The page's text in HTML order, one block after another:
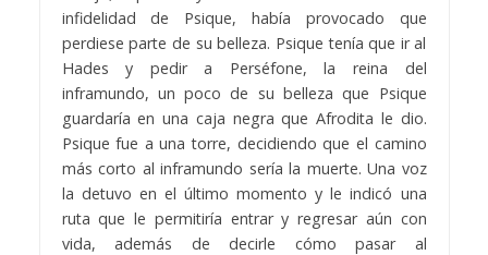
infidelidad de Psique, había provocado que
perdiese parte de su belleza. Psique tenía que ir al
Hades y pedir a Perséfone, la reina del
inframundo, un poco de su belleza que Psique
guardaría en una caja negra que Afrodita le dio.
Psique fue a una torre, decidiendo que el camino
más corto al inframundo sería la muerte. Una voz
la detuvo en el último momento y le indicó una
ruta que le permitiría entrar y regresar aún con
vida, además de decirle cómo pasar al